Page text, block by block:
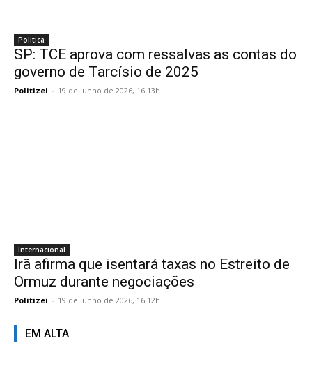
Politica
SP: TCE aprova com ressalvas as contas do
governo de Tarcísio de 2025
Politizei - 19 de junho de 2026, 16:13h
Internacional
Irã afirma que isentará taxas no Estreito de
Ormuz durante negociações
Politizei - 19 de junho de 2026, 16:12h
EM ALTA